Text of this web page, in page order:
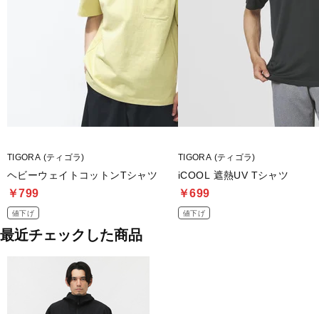
TIGORA (ティゴラ)
ヘビーウェイトコットンTシャツ
￥799
値下げ
TIGORA (ティゴラ)
iCOOL 遮熱UV Tシャツ
￥699
値下げ
最近チェックした商品